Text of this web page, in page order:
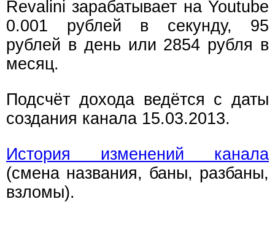
Revalini зарабатывает на Youtube
0.001 рублей в секунду, 95
рублей в день или 2854 рубля в
месяц.
Подсчёт дохода ведётся с даты
создания канала 15.03.2013.
История изменений канала
(смена названия, баны, разбаны,
взломы).